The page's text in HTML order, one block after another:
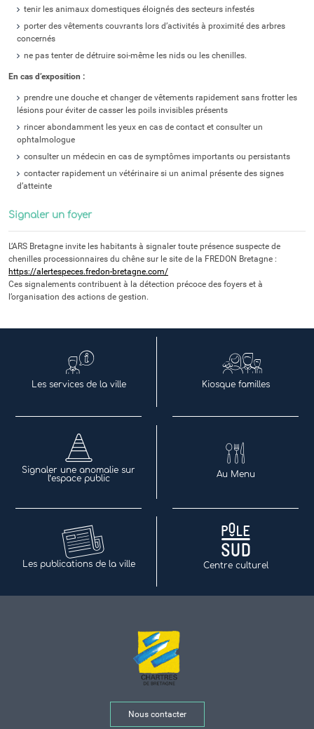
tenir les animaux domestiques éloignés des secteurs infestés
porter des vêtements couvrants lors d’activités à proximité des arbres
concernés
ne pas tenter de détruire soi-même les nids ou les chenilles.
En cas d’exposition :
prendre une douche et changer de vêtements rapidement sans frotter les
lésions pour éviter de casser les poils invisibles présents
rincer abondamment les yeux en cas de contact et consulter un
ophtalmologue
consulter un médecin en cas de symptômes importants ou persistants
contacter rapidement un vétérinaire si un animal présente des signes
d’atteinte
Signaler un foyer
L’ARS Bretagne invite les habitants à signaler toute présence suspecte de
chenilles processionnaires du chêne sur le site de la FREDON Bretagne :
https://alertespeces.fredon-bretagne.com/
Ces signalements contribuent à la détection précoce des foyers et à
l’organisation des actions de gestion.
Les services de la ville Kiosque familles
Signaler une anomalie sur
l’espace public
Au Menu
Les publications de la ville Centre culturel
Nous contacter